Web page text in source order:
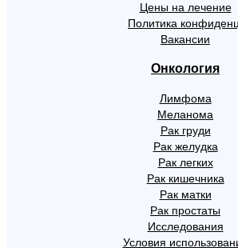
Цены на лечение
Политика
Вакансии
Онкология
Лимфома
Меланома
Рак груди
Рак желудка
Рак легких
Рак кишечника
Рак матки
Рак простаты
Исследования
Условия